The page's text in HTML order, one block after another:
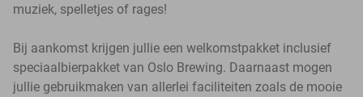
muziek, spelletjes of rages!
Bij aankomst krijgen jullie een welkomstpakket inclusief
speciaalbierpakket van Oslo Brewing. Daarnaast mogen
jullie gebruikmaken van allerlei faciliteiten zoals de mooie